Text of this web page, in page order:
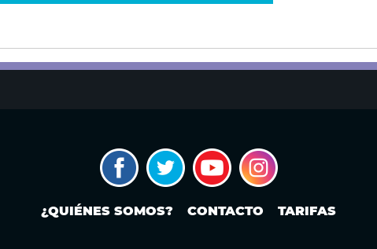
¿QUIÉNES SOMOS? CONTACTO TARIFAS